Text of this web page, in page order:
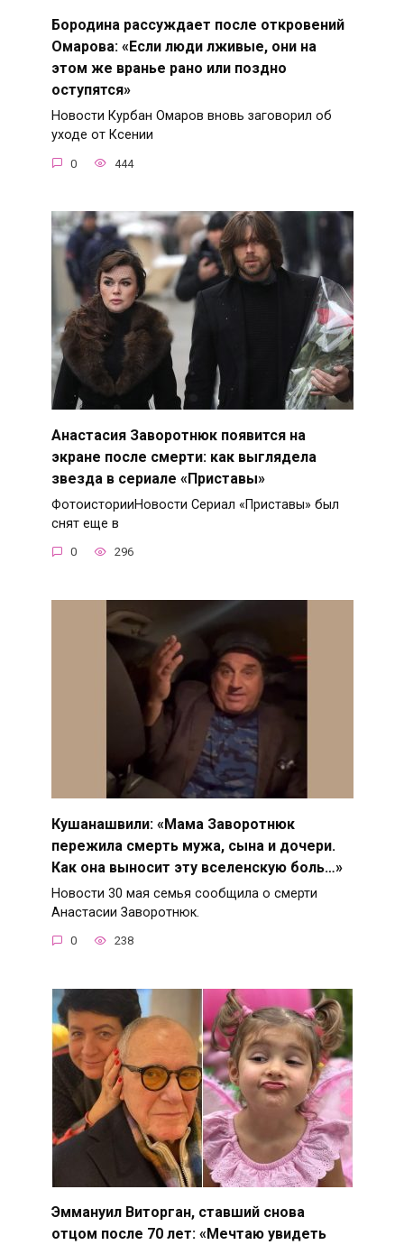
Бородина рассуждает после откровений
Омарова: «Если люди лживые, они на
этом же вранье рано или поздно
оступятся»
Новости Курбан Омаров вновь заговорил об
уходе от Ксении
0 444
Анастасия Заворотнюк появится на
экране после смерти: как выглядела
звезда в сериале «Приставы»
ФотоисторииНовости Сериал «Приставы» был
снят еще в
0 296
Кушанашвили: «Мама Заворотнюк
пережила смерть мужа, сына и дочери.
Как она выносит эту вселенскую боль…»
Новости 30 мая семья сообщила о смерти
Анастасии Заворотнюк.
0 238
Эммануил Виторган, ставший снова
отцом после 70 лет: «Мечтаю увидеть